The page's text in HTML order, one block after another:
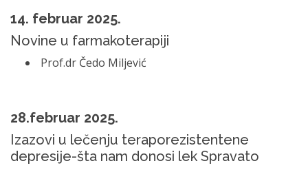
14. februar 2025.
Novine u farmakoterapiji
Prof.dr Čedo Miljević
28.februar 2025.
Izazovi u lečenju teraporezistentene
depresije-šta nam donosi lek Spravato